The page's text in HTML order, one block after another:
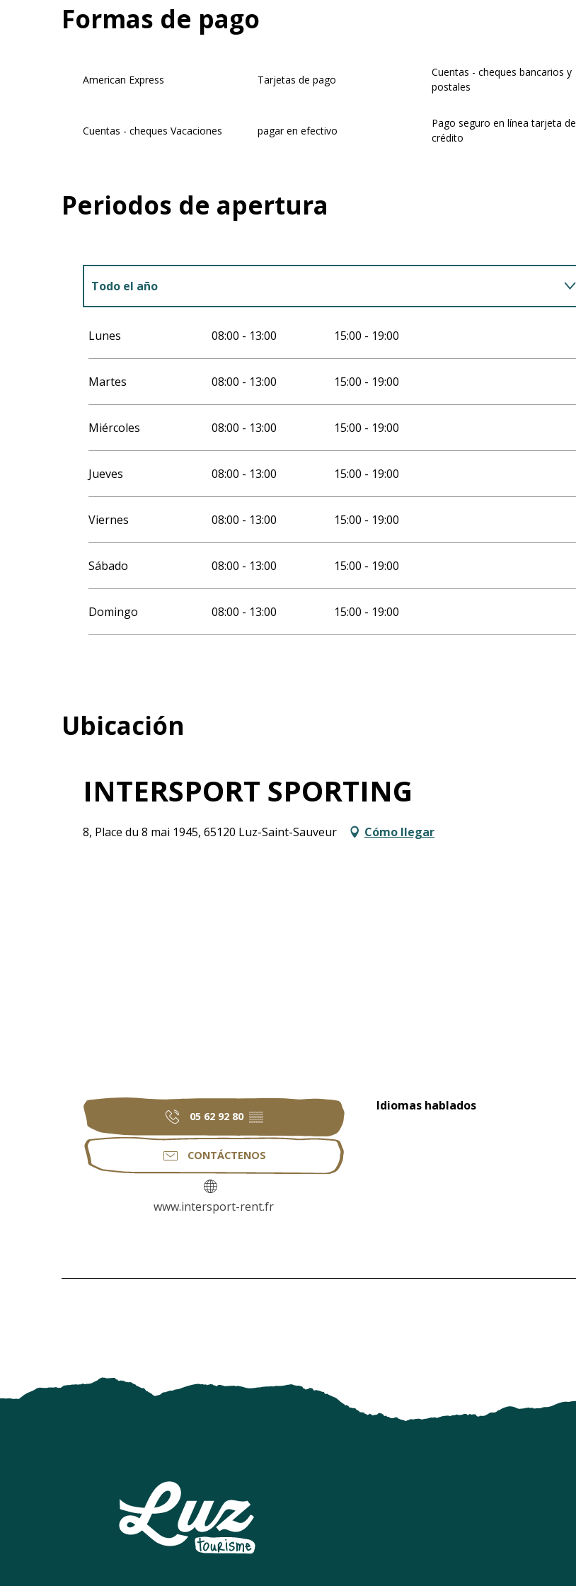
Formas de pago
American Express Tarjetas de pago
Cuentas - cheques bancarios y
postales
Cuentas - cheques Vacaciones pagar en efectivo
Pago seguro en línea tarjeta de
crédito
Periodos de apertura
Todo el año
Lunes 08:00 - 13:00 15:00 - 19:00
Martes 08:00 - 13:00 15:00 - 19:00
Miércoles 08:00 - 13:00 15:00 - 19:00
Jueves 08:00 - 13:00 15:00 - 19:00
Viernes 08:00 - 13:00 15:00 - 19:00
Sábado 08:00 - 13:00 15:00 - 19:00
Domingo 08:00 - 13:00 15:00 - 19:00
Ubicación
INTERSPORT SPORTING
8, Place du 8 mai 1945, 65120 Luz-Saint-Sauveur Cómo llegar
05 62 92 80 ▒▒
CONTÁCTENOS
www.intersport-rent.fr
Idiomas hablados
Idiomas hablados